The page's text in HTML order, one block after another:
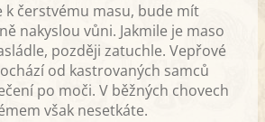
k čerstvému masu, bude mít
nakyslou vůni. Jakmile je maso
později zatuchle. Vepřové
od kastrovaných samců
po moči. V běžných chovech
však nesetkáte.